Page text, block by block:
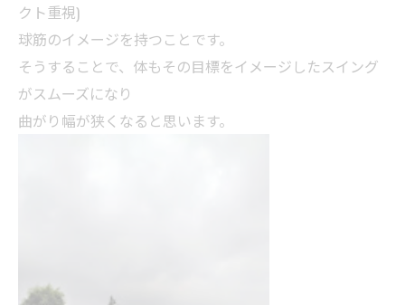
クト重視)
球筋のイメージを持つことです。
そうすることで、体もその目標をイメージしたスイング
がスムーズになり
曲がり幅が狭くなると思います。